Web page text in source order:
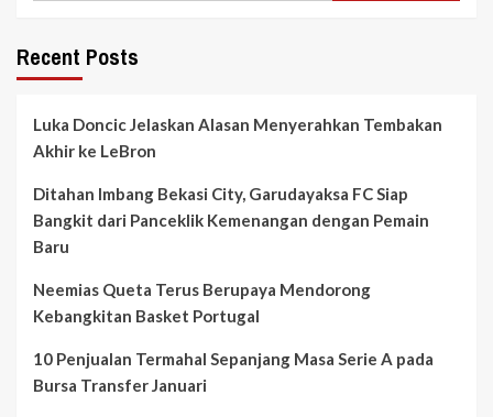
Recent Posts
Luka Doncic Jelaskan Alasan Menyerahkan Tembakan
Akhir ke LeBron
Ditahan Imbang Bekasi City, Garudayaksa FC Siap
Bangkit dari Panceklik Kemenangan dengan Pemain
Baru
Neemias Queta Terus Berupaya Mendorong
Kebangkitan Basket Portugal
10 Penjualan Termahal Sepanjang Masa Serie A pada
Bursa Transfer Januari